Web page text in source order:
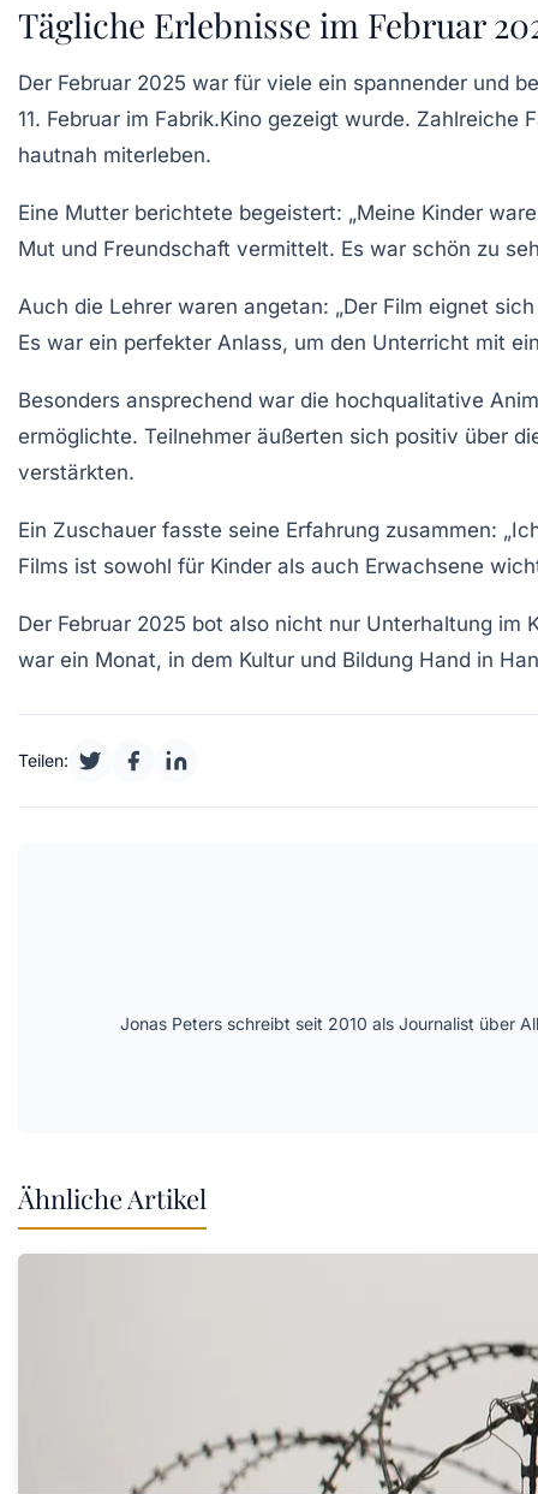
Tägliche Erlebnisse im Februar
Der Februar 2025 war für viele ein spannender und
11. Februar im Fabrik.Kino gezeigt wurde.
hautnah miterleben.
Eine Mutter berichtete begeistert: „Meine Kinder
Mut und Freundschaft vermittelt. Es war schön zu
Auch die Lehrer waren angetan: „Der Film eignet
Es war ein perfekter Anlass, um den Unterricht mit
Besonders ansprechend war die hochqualitative
ermöglichte. Teilnehmer äußerten sich positiv über
verstärkten.
Ein Zuschauer fasste seine Erfahrung zusammen:
Films ist sowohl für Kinder als auch Erwachsene
Der Februar 2025 bot also nicht nur Unterhaltung im
war ein Monat, in dem Kultur und Bildung Hand in
Teilen:
Jonas Peters schreibt seit 2010 als Journalist über
Ähnliche Artikel